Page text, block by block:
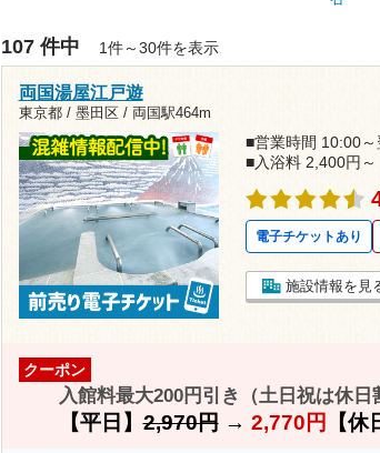
107 件中 1件～30件を表示
両国湯屋江戸遊
東京都 / 墨田区 / 両国駅464m
■営業時間 10:00
■入浴料 2,400円～
電子チケットあり
施設情報を見
クーポン
入館料最大200円引き（土日祝は休日
【平日】2,970円→ 2,770円 【休